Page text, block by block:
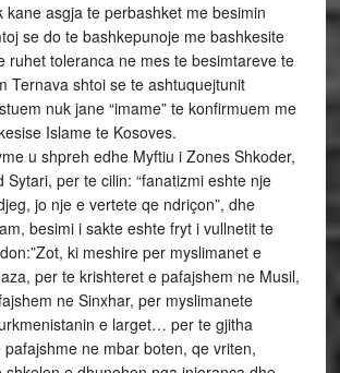
kane asgja te perbashket me besimin
se do te bashkepunoje me bashkesite
ruhet toleranca ne mes te besimtareve te
Ternava shtoi se te ashtuquejtunit
nuk jane “imame” te konfirmuem me
Islame te Kosoves.
u shpreh edhe Myftiu i Zones Shkoder,
Sytari, per te cilin: “fanatizmi eshte nje
jo nje e vertete qe ndriçon”, dhe
besimi i sakte eshte fryt i vullnetit te
ki meshire per myslimanet e
per te krishteret e pafajshem ne Musil,
ne Sinxhar, per myslimanete
e larget… per te gjitha
ne mbar boten, qe vriten,